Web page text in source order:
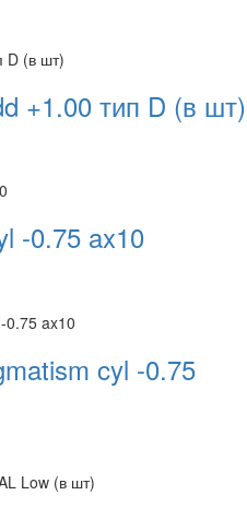
+1.00 тип D (в шт)
-0.75 ax10
cyl -0.75